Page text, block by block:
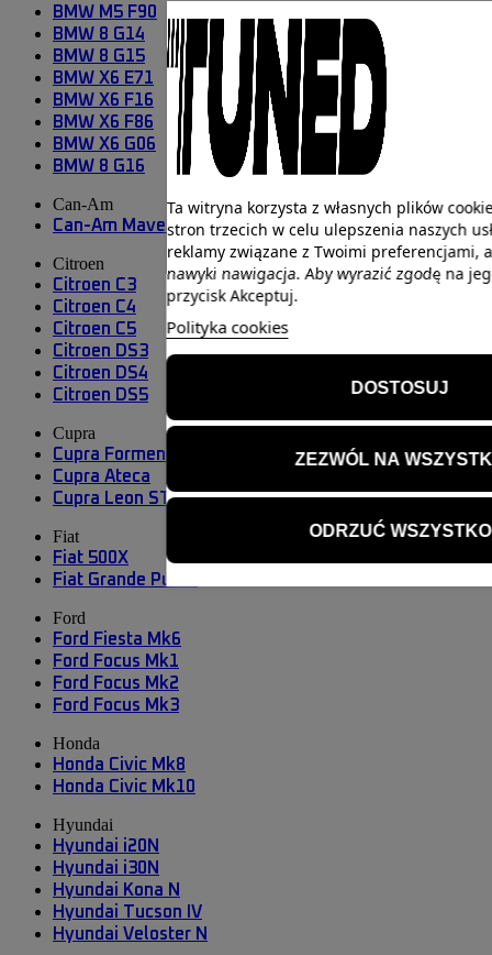
BMW M5 F90
BMW 8 G14
BMW 8 G15
BMW X6 E71
BMW X6 F16
BMW X6 F86
BMW X6 G06
BMW 8 G16
Can-Am
Can-Am Maverick
Citroen
Citroen C3
Citroen C4
Citroen C5
Citroen DS3
Citroen DS4
Citroen DS5
Cupra
Cupra Formentor
Cupra Ateca
Cupra Leon ST
Fiat
Fiat 500X
Fiat Grande Punto
Ford
Ford Fiesta Mk6
Ford Focus Mk1
Ford Focus Mk2
Ford Focus Mk3
Honda
Honda Civic Mk8
Honda Civic Mk10
Hyundai
Hyundai i20N
Hyundai i30N
Hyundai Kona N
Hyundai Tucson IV
Hyundai Veloster N
Ta witryna korzysta z własnych plików
stron trzecich w celu ulepszenia naszych
reklamy związane z Twoimi preferencjami,
nawyki nawigacja. Aby wyrazić zgodę na
przycisk Akceptuj.
Polityka cookies
DOSTOSUJ
ODRZUĆ WSZYSTKO
ZEZWÓL NA